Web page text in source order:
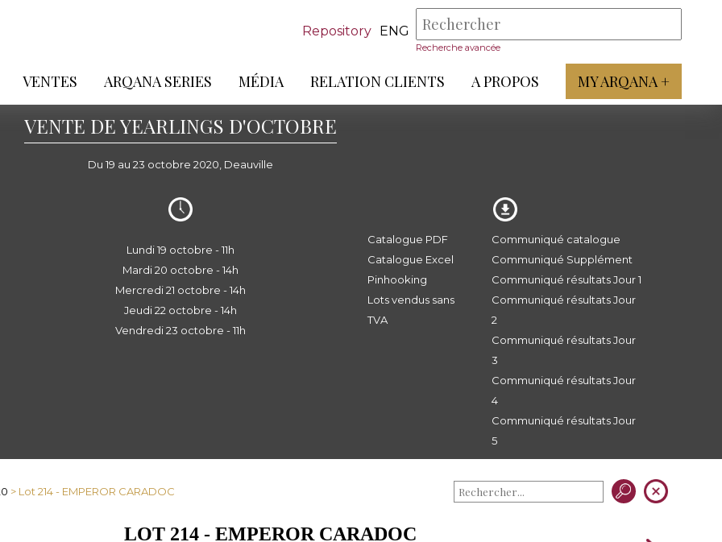
Repository ENG
Recherche avancée
VENTES ARQANA SERIES MÉDIA RELATION CLIENTS A PROPOS MY ARQANA +
VENTE DE YEARLINGS D'OCTOBRE
Du 19 au 23 octobre 2020, Deauville
Lundi 19 octobre - 11h
Mardi 20 octobre - 14h
Mercredi 21 octobre - 14h
Jeudi 22 octobre - 14h
Vendredi 23 octobre - 11h
Catalogue PDF
Catalogue Excel
Pinhooking
Lots vendus sans
TVA
Communiqué catalogue
Communiqué Supplément
Communiqué résultats Jour 1
Communiqué résultats Jour
2
Communiqué résultats Jour
3
Communiqué résultats Jour
4
Communiqué résultats Jour
5
> Lot 214 - EMPEROR CARADOC
LOT 214 - EMPEROR CARADOC